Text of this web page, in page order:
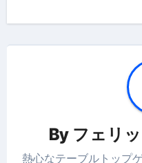
By フェリ
熱心なテーブルトップ